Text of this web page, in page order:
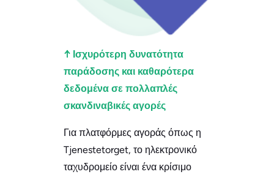
↑ Ισχυρότερη δυνατότητα
παράδοσης και καθαρότερα
δεδομένα σε πολλαπλές
σκανδιναβικές αγορές
Για πλατφόρμες αγοράς όπως η
Tjenestetorget, το ηλεκτρονικό
ταχυδρομείο είναι ένα κρίσιμο